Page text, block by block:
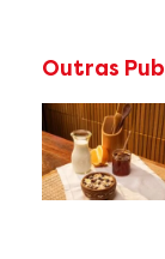
Outras